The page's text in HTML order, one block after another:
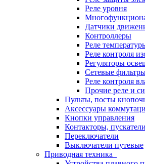
Реле уровня
Датчики
Контроллеры
Реле
Реле контроля
Регуляторы
Сетевые
Реле контроля
Прочие реле и
Пульты, посты
Аксессуары
Кнопки управления
Контакторы, пускатели
Переключатели
Выключатели путевые
Приводная техника